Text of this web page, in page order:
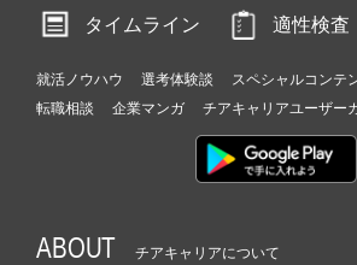
タイムライン
適性検査
就活ノウハウ 選考体験談 スペシャルコンテ
転職相談
企業マンガ チアキャリアユーザー
ABOUT チアキャリアについて